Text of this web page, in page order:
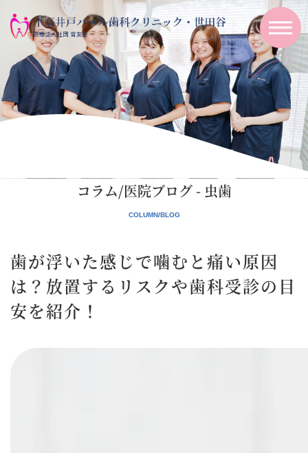
コラム/医院ブログ - 虫歯
歯が浮いた感じで噛むと痛い原因
は？放置するリスクや歯科受診の目
安を紹介！